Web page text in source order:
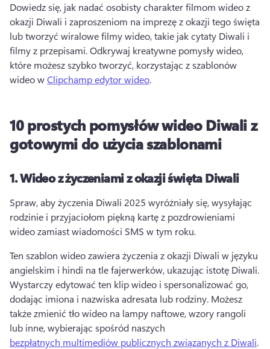
Dowiedz się, jak nadać osobisty charakter filmom wideo z
okazji Diwali i zaproszeniom na imprezę z okazji tego święta
lub tworzyć wiralowe filmy wideo, takie jak cytaty Diwali i
filmy z przepisami. Odkrywaj kreatywne pomysły wideo,
które możesz szybko tworzyć, korzystając z szablonów
wideo w Clipchamp edytor wideo.
10 prostych pomysłów wideo Diwali z
gotowymi do użycia szablonami
1.Wideo z życzeniami z okazji święta Diwali
Spraw, aby życzenia Diwali 2025 wyróżniały się, wysyłając
rodzinie i przyjaciołom piękną kartę z pozdrowieniami
wideo zamiast wiadomości SMS w tym roku.
Ten szablon wideo zawiera życzenia z okazji Diwali w języku
Wystarczy edytować ten klip wideo i spersonalizować go,
dodając imiona i nazwiska adresata lub rodziny. Możesz
także zmienić tło wideo na lampy naftowe, wzory rangoli
lub inne, wybierając spośród naszych
bezpłatnych multimediów publicznych związanych z Diwali